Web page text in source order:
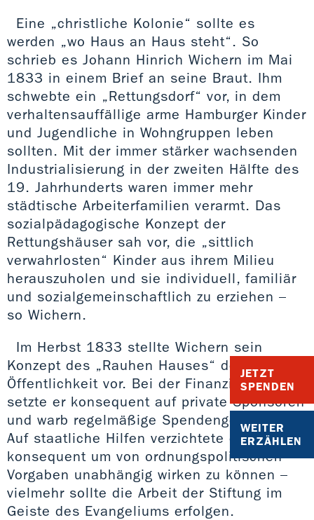
JETZT
SPENDEN
WEITER
ERZÄHLEN
Eine „christliche Kolonie“ sollte es
werden „wo Haus an Haus steht“. So
schrieb es Johann Hinrich Wichern im Mai
1833 in einem Brief an seine Braut. Ihm
schwebte ein „Rettungsdorf“ vor, in dem
verhaltensauffällige arme Hamburger Kinder
und Jugendliche in Wohngruppen leben
sollten. Mit der immer stärker wachsenden
Industrialisierung in der zweiten Hälfte des
19. Jahrhunderts waren immer mehr
städtische Arbeiterfamilien verarmt. Das
sozialpädagogische Konzept der
Rettungshäuser sah vor, die „sittlich
verwahrlosten“ Kinder aus ihrem Milieu
herauszuholen und sie individuell, familiär
und sozialgemeinschaftlich zu erziehen –
so Wichern.
Im Herbst 1833 stellte Wichern sein
Konzept des „Rauhen Hauses“ der
Öffentlichkeit vor. Bei der Finanzierung
setzte er konsequent auf private Sponsoren
und warb regelmäßige Spendengelder ein.
Auf staatliche Hilfen verzichtete er
konsequent um von ordnungspolitischen
Vorgaben unabhängig wirken zu können –
vielmehr sollte die Arbeit der Stiftung im
Geiste des Evangeliums erfolgen.